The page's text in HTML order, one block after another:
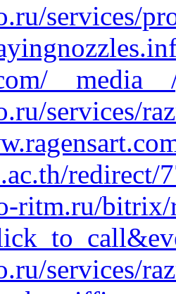
services/
services/
redirect/
ritm.ru/bitrix/
services/